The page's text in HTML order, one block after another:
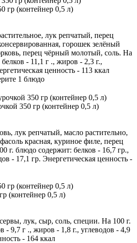
гр (контейнер 0,5 л)
лук репчатый, перец
горошек зелёный
перец чёрный молотый, соль. На
- 11,1 г ., жиров - 2,3 г.,
ценность - 113 ккал
1 блюдо
350 гр (контейнер 0,5 л)
лук репчатый, масло растительно,
красная, куриное филе, перец
г. блюдо содержит: белков - 16,7 гр.,
- 17,1 гр. Энергетическая ценность -
(контейнер 0,5 л)
лук, сыр, соль, специи. На 100 г.
- 9,7 г ., жиров - 1,8 г., углеводов - 4,9
- 164 ккал